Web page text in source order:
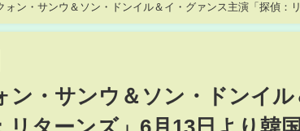
ォン・サンウ＆ソン・ドンイル＆イ・グァンス主演「探偵：
ン・サンウ＆ソン・ドンイ